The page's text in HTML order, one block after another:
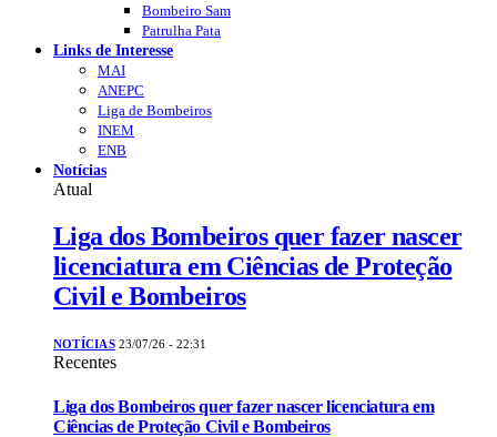
Bombeiro Sam
Patrulha Pata
Links de Interesse
MAI
ANEPC
Liga de Bombeiros
INEM
ENB
Notícias
Atual
Liga dos Bombeiros quer fazer nascer
licenciatura em Ciências de Proteção
Civil e Bombeiros
NOTÍCIAS 23/07/26 - 22:31
Recentes
Liga dos Bombeiros quer fazer nascer licenciatura em
Ciências de Proteção Civil e Bombeiros